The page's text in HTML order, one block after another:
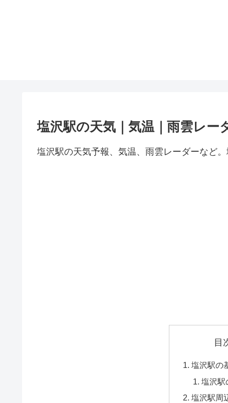
塩沢駅の天気｜気温｜雨雲レー
塩沢駅の天気予報、気温、雨雲レーダーなど
目
塩沢駅の
塩沢駅
塩沢駅周